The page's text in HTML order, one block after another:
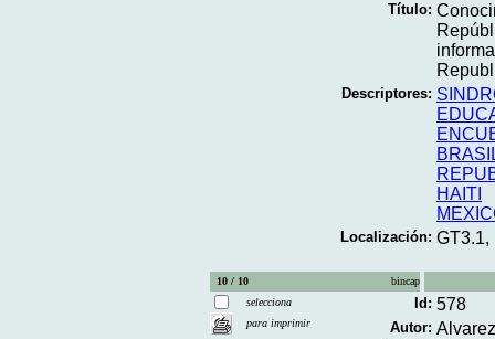
Título:
Descriptores:
HAITI
Localización: GT3.1,
10 / 10
bincap
selecciona
para imprimir
Id: 578
Autor: